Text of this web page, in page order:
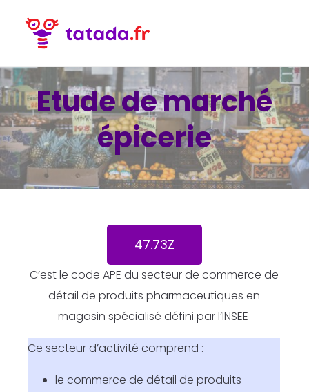
Etude de marché
épicerie
47.73Z
C’est le code APE du secteur de commerce de
détail de produits pharmaceutiques en
magasin spécialisé défini par l’INSEE
Ce secteur d’activité comprend :
le commerce de détail de produits